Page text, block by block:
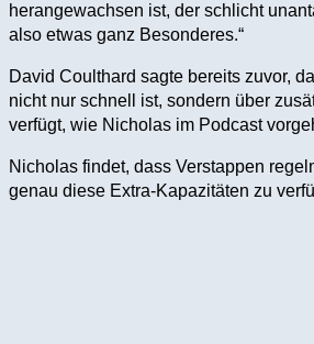
herangewachsen ist, der schlicht
also etwas ganz Besonderes.“
David Coulthard sagte bereits zuvor,
nicht nur schnell ist, sondern über
verfügt, wie Nicholas im Podcast
Nicholas findet, dass Verstappen
genau diese Extra-Kapazitäten zu